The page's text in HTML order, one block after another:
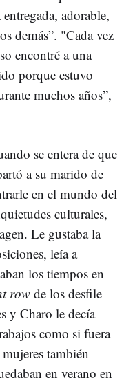
adorable,
demás”. "Cada vez
encontré a una
porque estuvo
muchos años”,
se entera de que
a su marido de
en el mundo del
culturales,
Le gustaba la
leía a
los tiempos en
row de los desfile
y Charo le decía
como si fuera
también
en verano en